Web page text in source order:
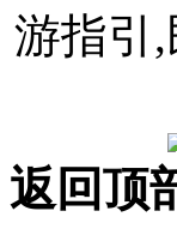
游指引
返回顶